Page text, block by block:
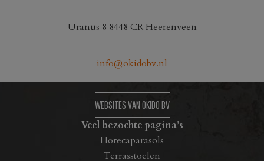
Uranus 8 8448 CR Heerenveen
info@okidobv.nl
WEBSITES VAN OKIDO BV
Veel bezochte pagina’s
Horecaparasols
Terrasstoelen